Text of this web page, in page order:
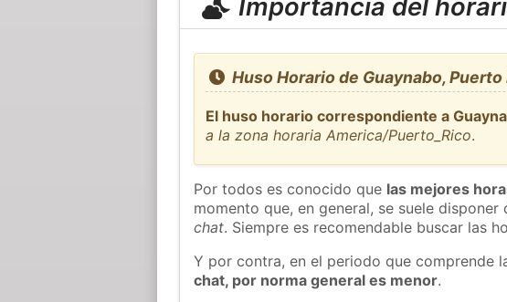
Importancia del
Huso Horario de Guaynabo,
El huso horario correspondiente a
a la zona horaria America/Puerto_Rico.
Por todos es conocido que las mejores
momento que, en general, se suele
chat. Siempre es recomendable buscar las
Y por contra, en el periodo que comprende
chat, por norma general es menor.